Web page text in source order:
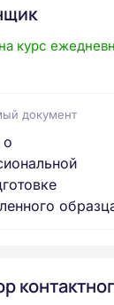
курс
документ